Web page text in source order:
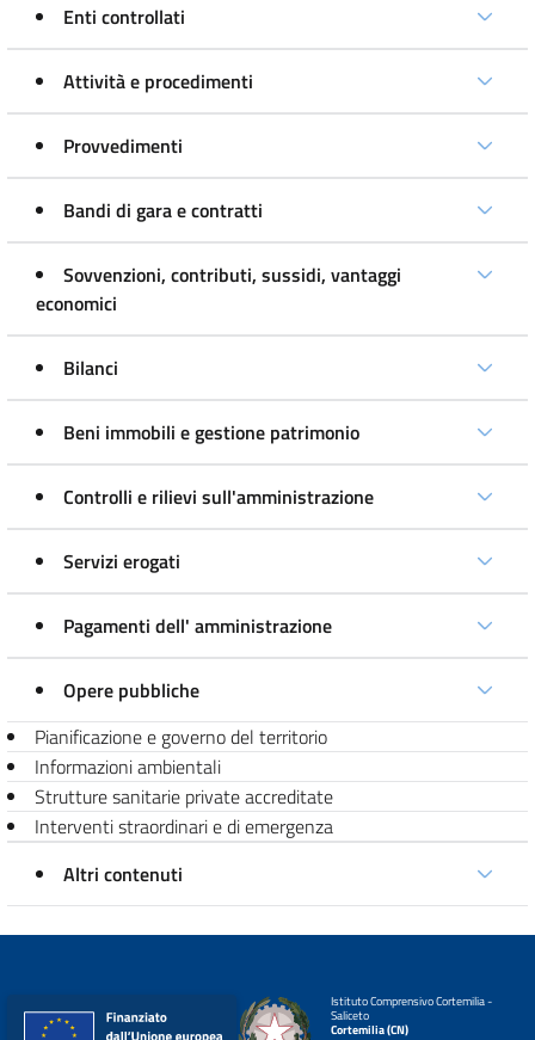
Enti controllati
Attività e procedimenti
Provvedimenti
Bandi di gara e contratti
Sovvenzioni, contributi, sussidi, vantaggi
economici
Bilanci
Beni immobili e gestione patrimonio
Controlli e rilievi sull'amministrazione
Servizi erogati
Pagamenti dell' amministrazione
Opere pubbliche
Pianificazione e governo del territorio
Informazioni ambientali
Strutture sanitarie private accreditate
Interventi straordinari e di emergenza
Altri contenuti
Istituto Comprensivo Cortemilia -
Saliceto
Cortemilia (CN)